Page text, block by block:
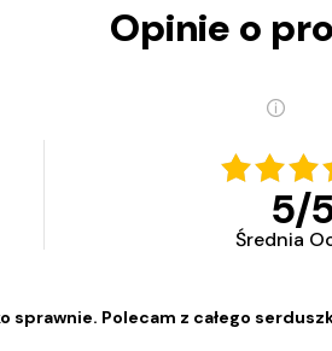
Opinie o
5/
Średnia
sprawnie. Polecam z całego